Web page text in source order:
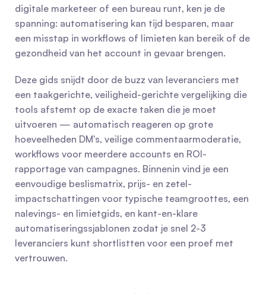
digitale marketeer of een bureau runt, ken je de
spanning: automatisering kan tijd besparen, maar
een misstap in workflows of limieten kan bereik of de
gezondheid van het account in gevaar brengen.
Deze gids snijdt door de buzz van leveranciers met
een taakgerichte, veiligheid-gerichte vergelijking die
tools afstemt op de exacte taken die je moet
uitvoeren — automatisch reageren op grote
hoeveelheden DM's, veilige commentaarmoderatie,
workflows voor meerdere accounts en ROI-
rapportage van campagnes. Binnenin vind je een
eenvoudige beslismatrix, prijs- en zetel-
impactschattingen voor typische teamgroottes, een
nalevings- en limietgids, en kant-en-klare
automatiseringssjablonen zodat je snel 2-3
leveranciers kunt shortlistten voor een proef met
vertrouwen.